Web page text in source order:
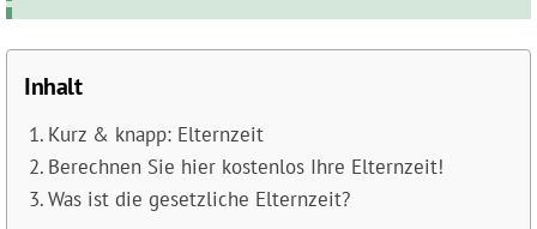
Inhalt
Kurz & knapp: Elternzeit
Berechnen Sie hier kostenlos Ihre Elternzeit!
Was ist die gesetzliche Elternzeit?